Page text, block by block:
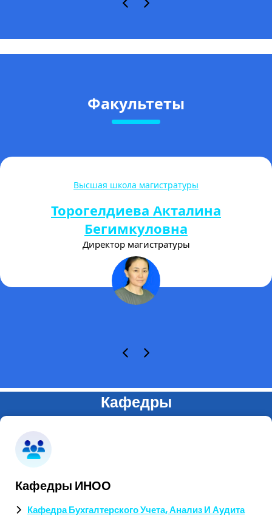
Факультеты
Высшая школа магистратуры
Торогелдиева Акталина
Бегимкуловна
Директор магистратуры
Кафедры
Кафедры ИНОО
Кафедра Бухгалтерского Учета, Анализ И Аудита